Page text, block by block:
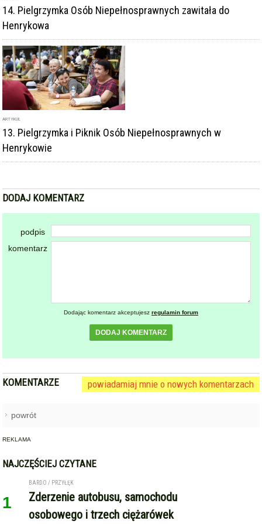
14. Pielgrzymka Osób Niepełnosprawnych zawitała do
Henrykowa
ARTYKUŁ
13. Pielgrzymka i Piknik Osób Niepełnosprawnych w
Henrykowie
DODAJ KOMENTARZ
podpis
komentarz
Dodając komentarz akceptujesz regulamin forum
DODAJ KOMENTARZ
KOMENTARZE powiadamiaj mnie o nowych komentarzach
powrót
REKLAMA
NAJCZĘŚCIEJ CZYTANE
1
BARDO / PRZYŁĘK
Zderzenie autobusu, samochodu
osobowego i trzech ciężarówek